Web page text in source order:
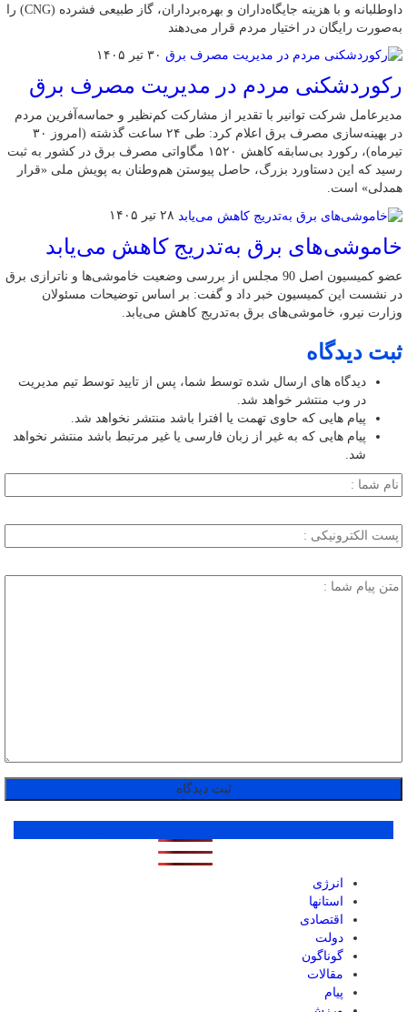
داوطلبانه و با هزینه جایگاه‌داران و بهره‌برداران، گاز طبیعی فشرده (CNG) را
به‌صورت رایگان در اختیار مردم قرار می‌دهند
۳۰ تیر ۱۴۰۵
رکوردشکنی مردم در مدیریت مصرف برق
مدیرعامل شرکت توانیر با تقدیر از مشارکت کم‌نظیر و حماسه‌آفرین مردم
در بهینه‌سازی مصرف برق اعلام کرد: طی ۲۴ ساعت گذشته (امروز ۳۰
تیرماه)، رکورد بی‌سابقه کاهش ۱۵۲۰ مگاواتی مصرف برق در کشور به ثبت
رسید که این دستاورد بزرگ، حاصل پیوستن هم‌وطنان به پویش ملی «قرار
همدلی» است.
۲۸ تیر ۱۴۰۵
خاموشی‌های برق به‌تدریج کاهش می‌یابد
عضو کمیسیون اصل 90 مجلس از بررسی وضعیت خاموشی‌ها و ناترازی برق
در نشست این کمیسیون خبر داد و گفت: بر اساس توضیحات مسئولان
وزارت نیرو، خاموشی‌های برق به‌تدریج کاهش می‌یابد.
ثبت دیدگاه
دیدگاه های ارسال شده توسط شما، پس از تایید توسط تیم مدیریت
در وب منتشر خواهد شد.
پیام هایی که حاوی تهمت یا افترا باشد منتشر نخواهد شد.
پیام هایی که به غیر از زبان فارسی یا غیر مرتبط باشد منتشر نخواهد
شد.
انرژی
استانها
اقتصادی
دولت
گوناگون
مقالات
پیام